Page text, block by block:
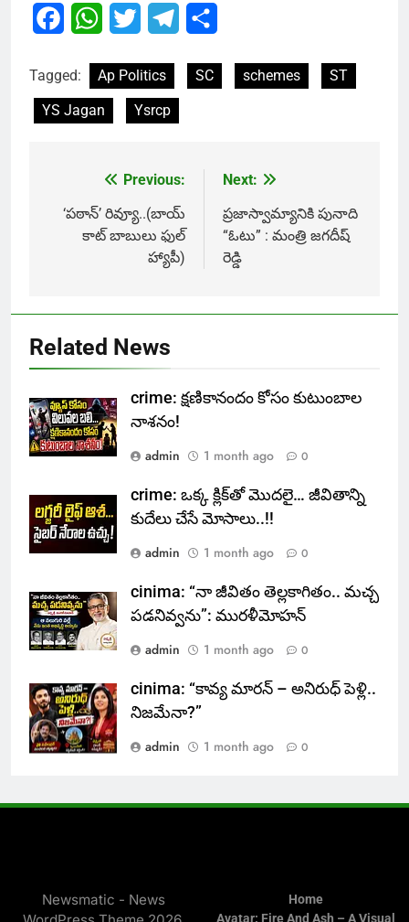
FacebookWhatsApp
Twitter Telegram
Tagged: Ap Politics SC schemes
ST
YS Jagan
Ysrcp
navigation
Previous:
‘ప‌ఠాన్’ రివ్యూ..(బాయ్
కాట్ బాబులు ఫుల్
హ్యాపీ)
Next:
ప్రజాస్వామ్యానికి పునాది
“ఓటు” : మంత్రి జ‌గ‌దీష్
రెడ్డి
Related News
crime: క్షణికానందం కోసం కుటుంబాల
నాశనం!
admin
1 month ago 0
crime: ఒక్క క్లిక్‌తో మొదలై… జీవితాన్ని
కుదేలు చేసే మోసాలు..!!
admin
1 month ago 0
cinima: “నా జీవితం తెల్లకాగితం.. మచ్చ
పడనివ్వను”: మురళీమోహన్
admin
1 month ago 0
cinima: “కావ్య మారన్ – అనిరుధ్ పెళ్లి..
నిజమేనా?”
admin
1 month ago 0
Newsmatic - News
Home